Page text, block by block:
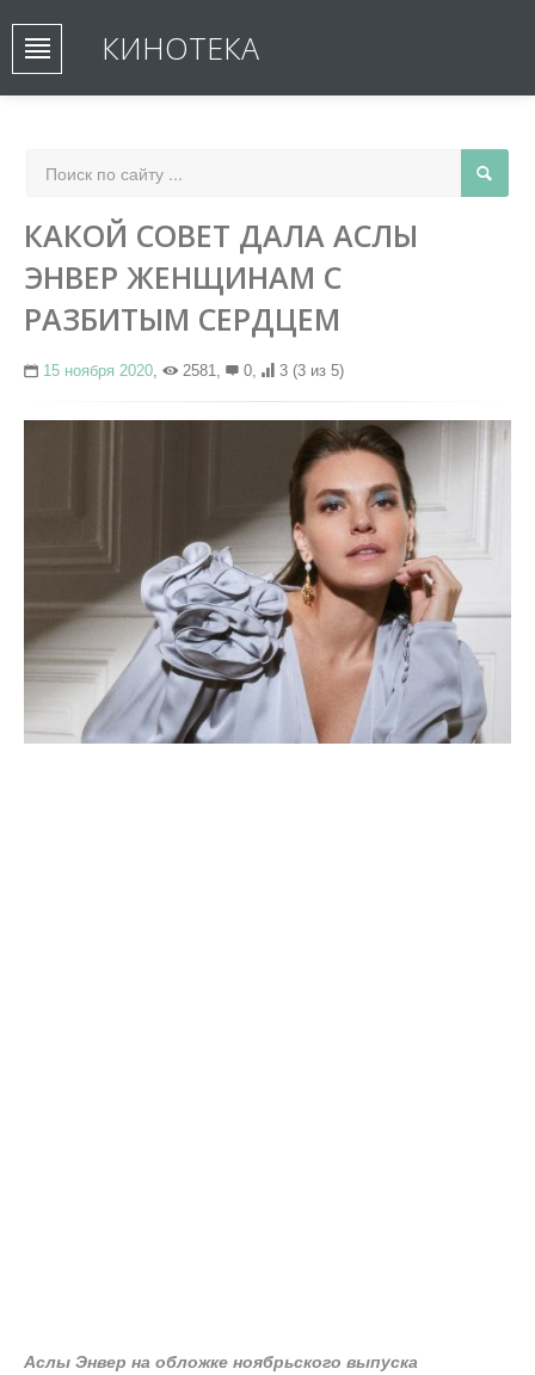
КИНОТЕКА
КАКОЙ СОВЕТ ДАЛА АСЛЫ
ЭНВЕР ЖЕНЩИНАМ С
РАЗБИТЫМ СЕРДЦЕМ
15 ноября 2020, 2581, 0, 3 (3 из 5)
Аслы Энвер на обложке ноябрьского выпуска